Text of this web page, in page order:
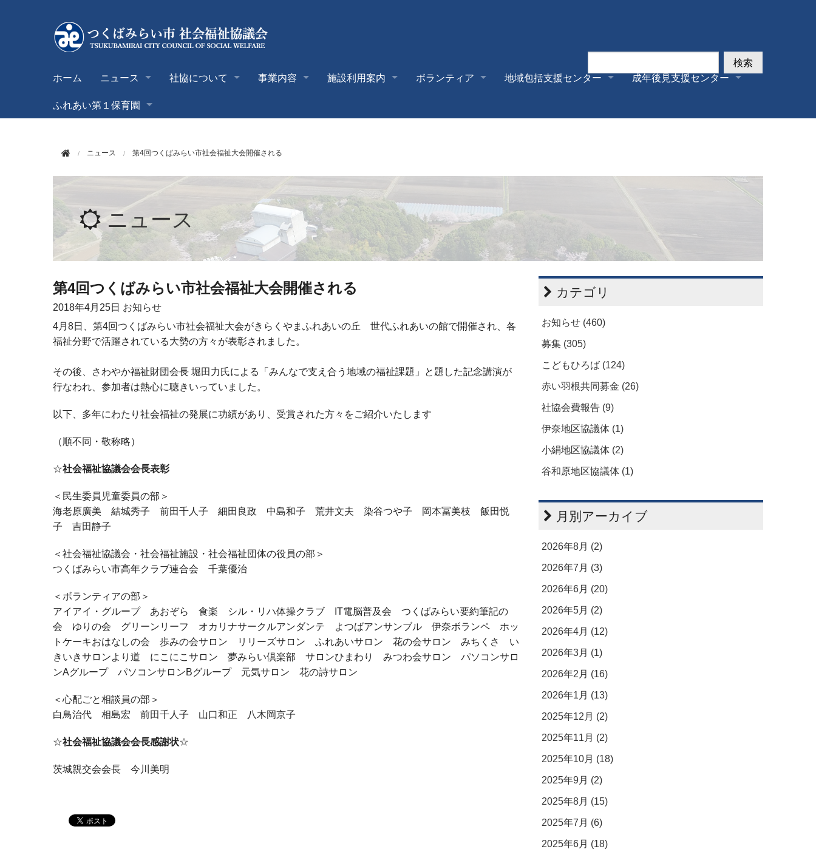
ホーム ニュース 社協について 事業内容 施設利用案内 ボランティア 地域包括支援センター
成年後見支援センター
ふれあい第１保育園
検索
ニュース 第4回つくばみらい市社会福祉大会開催される
ニュース
第4回つくばみらい市社会福祉大会開催される
2018年4月25日 お知らせ
4月8日、第4回つくばみらい市社会福祉大会がきらくやまふれあいの丘 世代ふれあいの館で開催され、各
福祉分野で活躍されている大勢の方々が表彰されました。
その後、さわやか福祉財団会長 堀田力氏による「みんなで支え合う地域の福祉課題」と題した記念講演が
行なわれ、参加者は熱心に聴きいっていました。
以下、多年にわたり社会福祉の発展に功績があり、受賞された方々をご紹介いたします
（順不同・敬称略）
☆社会福祉協議会会長表彰
＜民生委員児童委員の部＞
海老原廣美 結城秀子 前田千人子 細田良政 中島和子 荒井文夫 染谷つや子 岡本冨美枝 飯田悦
子 吉田静子
＜社会福祉協議会・社会福祉施設・社会福祉団体の役員の部＞
つくばみらい市高年クラブ連合会 千葉優治
＜ボランティアの部＞
アイアイ・グループ あおぞら 食楽 シル・リハ体操クラブ IT電脳普及会 つくばみらい要約筆記の
会 ゆりの会 グリーンリーフ オカリナサークルアンダンテ よつばアンサンブル 伊奈ボランペ ホッ
トケーキおはなしの会 歩みの会サロン リリーズサロン ふれあいサロン 花の会サロン みちくさ い
きいきサロンより道 にこにこサロン 夢みらい倶楽部 サロンひまわり みつわ会サロン パソコンサロ
ンAグループ パソコンサロンBグループ 元気サロン 花の詩サロン
＜心配ごと相談員の部＞
白鳥治代 相島宏 前田千人子 山口和正 八木岡京子
☆社会福祉協議会会長感謝状☆
茨城親交会会長 今川美明
カテゴリ
お知らせ (460)
募集 (305)
こどもひろば (124)
赤い羽根共同募金 (26)
社協会費報告 (9)
伊奈地区協議体 (1)
小絹地区協議体 (2)
谷和原地区協議体 (1)
月別アーカイブ
2026年8月 (2)
2026年7月 (3)
2026年6月 (20)
2026年5月 (2)
2026年4月 (12)
2026年3月 (1)
2026年2月 (16)
2026年1月 (13)
2025年12月 (2)
2025年11月 (2)
2025年10月 (18)
2025年9月 (2)
2025年8月 (15)
2025年7月 (6)
2025年6月 (18)